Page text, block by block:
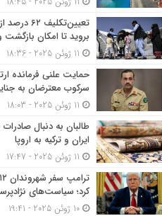
بروید تا امکان
حمایت علنی فرمانده
سرکوب معترضان به
طالبان به دنبال
ایران و ترکیه به اروپا
کرد؛ سیاست‌های
10 ژوئن 2025 - 19:41